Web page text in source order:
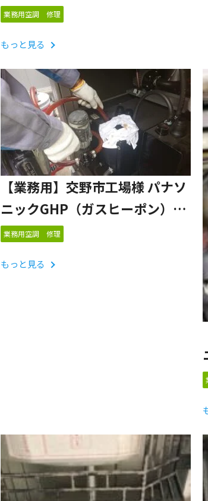
ン）
業務用空調 修理
もっと見る
【業務用】交野市工場様 パナソ
ニックGHP（ガスヒーポン）
「oiL（オイル）」「A02」リモコン表
業務用空調 修理
もっと見る